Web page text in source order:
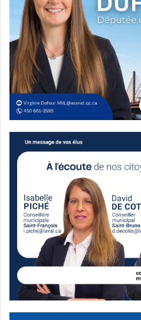
Stéphane Boyer
Source
Dans son allocution, le maire a
comme un exemple de ce que
davantage dans les prochaines
infrastructures existantes
sur de nouveaux projets. Il a
beaux projets devraient se
qui en ont le plus besoin, en
proximité du secteur Val-
logements sociaux.